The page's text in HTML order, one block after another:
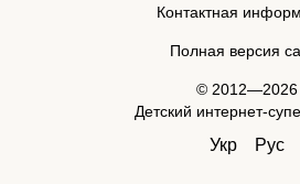
Контактная
Полная версия
© 2012—2026
Детский интернет-
Укр Рус